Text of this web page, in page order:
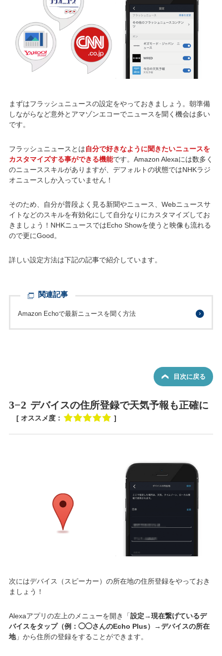
まずはフラッシュニュースの設定をやっておきましょう。朝準備
しながらなど意外とアマゾンエコーでニュースを聞く機会は多い
です。
フラッシュニュースとは自分で好きなように聞きたいニュースを
カスタマイズする事ができる機能です。Amazon Alexaには数多く
のニューススキルがありますが、デフォルトの状態ではNHKラジ
オニュースしか入っていません！
そのため、自分が普段よく見る新聞やニュース、Webニュースサ
イトなどのスキルを有効化にして自分なりにカスタマイズしてお
きましょう！NHKニュースではEcho Showを使うと映像も流れる
ので更にGood。
詳しい設定方法は下記の記事で紹介しています。
関連記事
Amazon Echoで最新ニュースを聞く方法
目次に戻る
3−2 デバイスの住所登録で天気予報も正確に
[ オススメ度： ]
次にはデバイス（スピーカー）の所在地の住所登録をやっておき
ましょう！
Alexaアプリの左上のメニューを開き「設定→現在繋げているデ
バイスをタップ（例：◯◯さんのEcho Plus）→デバイスの所在
地」から住所の登録をすることができます。